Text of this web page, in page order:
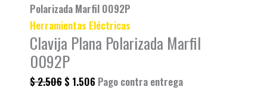
Polarizada Marfil 0092P
Herramientas Eléctricas
Clavija Plana Polarizada Marfil
0092P
$2.506 $ 1.506 Pago contra entrega